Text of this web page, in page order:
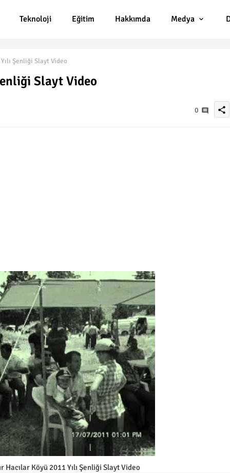
Teknoloji Eğitim Hakkımda Medya
Şenliği Slayt Video
Slayt Video
0 share
Hacılar Köyü 2011 Yılı Şenliği Slayt Video